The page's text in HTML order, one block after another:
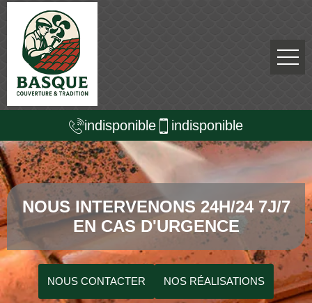
indisponible indisponible
NOUS INTERVENONS 24H/24 7J/7
EN CAS D'URGENCE
NOUS CONTACTER NOS RÉALISATIONS